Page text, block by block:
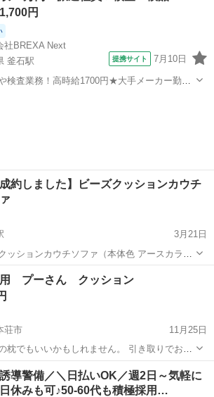
円
社BREXA Next
釜石駅
提携サイト 7月10日
検査業務！高時給1700円★大手メーカー勤
成約しました】ビーズクッションカウチ
3月21日
ションカウチソファ（本体色 アースカラー
様サイズ 60/60/38 グリーンのカバーは洗濯
なる方はご遠慮ください。 引っ越しのためご
駅 ファブリック、カバー
プーさん クッション
荘市
11月25日
いかもしれません。 引き取りでお願
値引き不可。
ファブリック、カバー
導警備／＼日払いOK／週2日～気軽に
休みも可♪50-60代も積極採用…